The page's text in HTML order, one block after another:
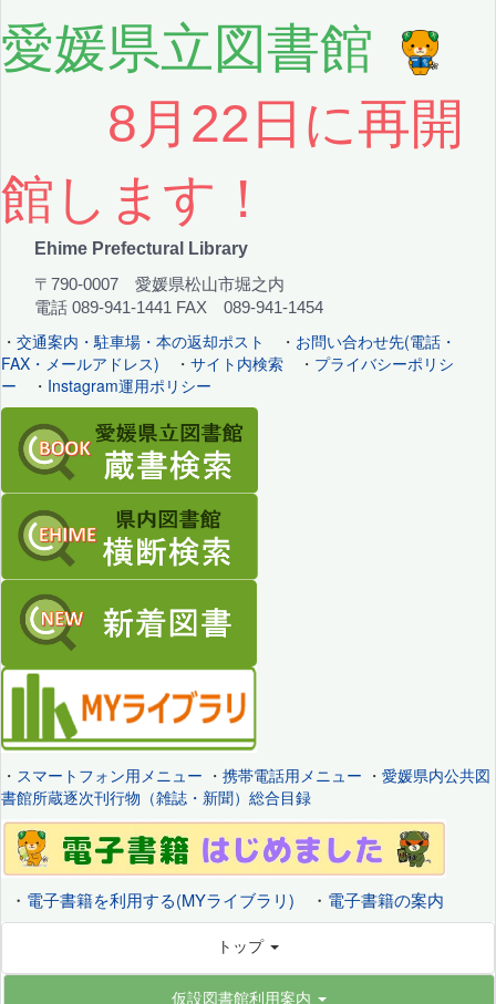
愛媛県立図書館
8月22日に再開
館します！
Ehime Prefectural Library
〒790-0007 愛媛県松山市堀之内
電話 089-941-1441 FAX 089-941-1454
・ 交通案内・駐車場・本の返却ポスト ・ お問い合わせ先(電話・
FAX・メールアドレス) ・ サイト内検索 ・ プライバシーポリシ
ー ・ Instagram運用ポリシー
・ スマートフォン用メニュー ・ 携帯電話用メニュー ・ 愛媛県内公共図
書館所蔵逐次刊行物（雑誌・新聞）総合目録
・ 電子書籍を利用する(MYライブラリ) ・ 電子書籍の案内
トップ
仮設図書館利用案内